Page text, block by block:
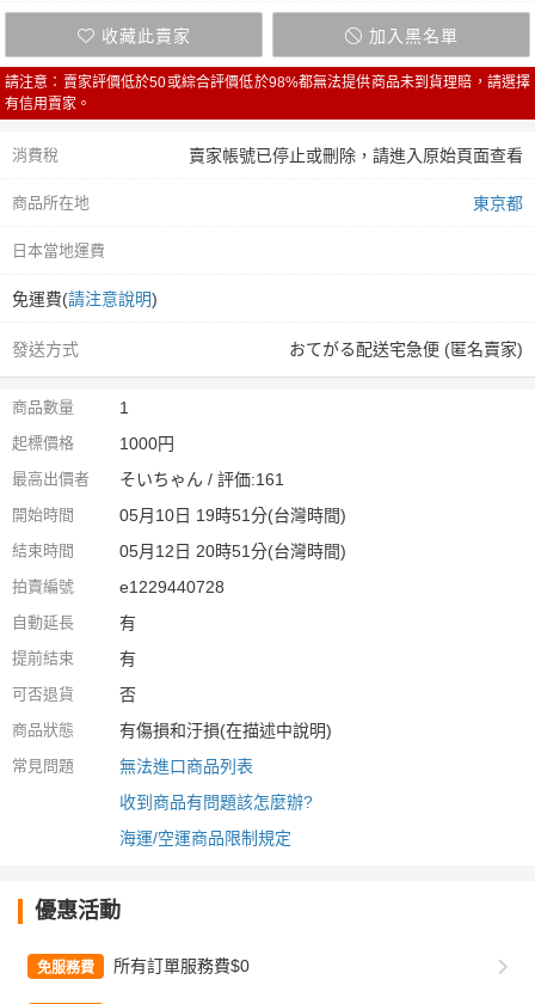
收藏此賣家 加入黑名單
請注意：賣家評價低於50或綜合評價低於98%都無法提供商品未到貨理賠，請選擇
有信用賣家。
消費稅 賣家帳號已停止或刪除，請進入原始頁面查看
商品所在地 東京都
日本當地運費
免運費(請注意說明)
發送方式 おてがる配送宅急便 (匿名賣家)
商品數量 1
起標價格 1000円
最高出價者 そいちゃん / 評価:161
開始時間 05月10日 19時51分(台灣時間)
結束時間 05月12日 20時51分(台灣時間)
拍賣編號 e1229440728
自動延長 有
提前結束 有
可否退貨 否
商品狀態 有傷損和汙損(在描述中說明)
常見問題
無法進口商品列表
收到商品有問題該怎麼辦?
海運/空運商品限制規定
優惠活動
免服務費 所有訂單服務費$0